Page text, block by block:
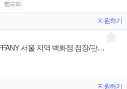
핸드백
지원하기
[티파니 코리아] 명품 주얼리 TIFFANY 서울 지역 백화점 점장/판매사원/오퍼레이션 채용
지원하기